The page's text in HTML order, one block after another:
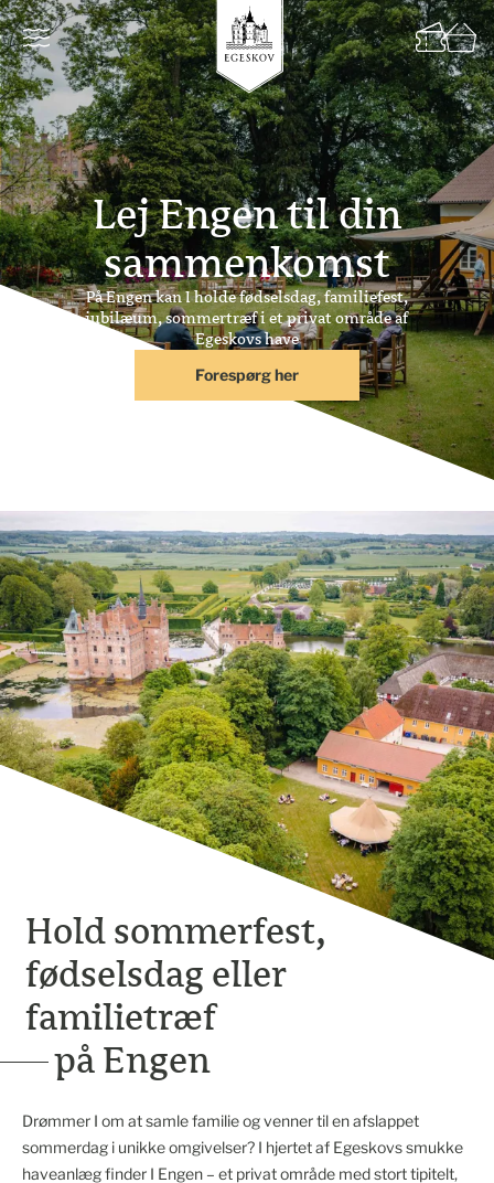
Lej Engen til din
sammenkomst
På Engen kan I holde fødselsdag, familiefest,
jubilæum, sommertræf i et privat område af
Egeskovs have
Forespørg her
Hold sommerfest,
fødselsdag eller
familietræf
på Engen
Drømmer I om at samle familie og venner til en afslappet
sommerdag i unikke omgivelser? I hjertet af Egeskovs smukke
haveanlæg finder I Engen – et privat område med stort tipitelt,